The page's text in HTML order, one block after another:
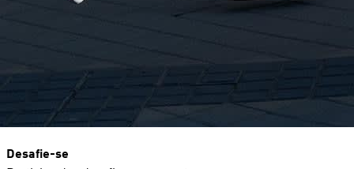
Desafie-se